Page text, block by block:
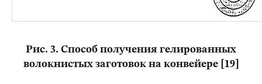
Рис. 3. Способ получения гелированных
волокнистых заготовок на конвейере [19]